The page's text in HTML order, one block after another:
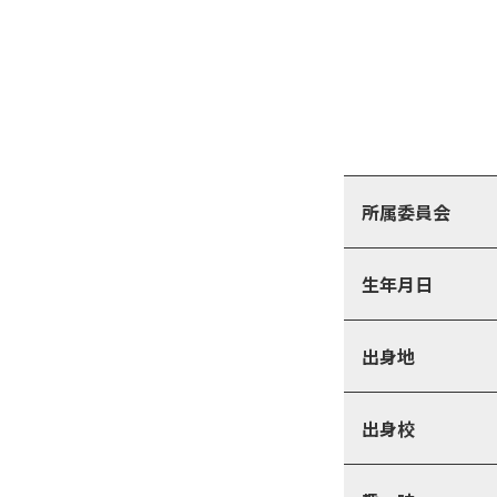
所属委員会
生年月日
出身地
出身校